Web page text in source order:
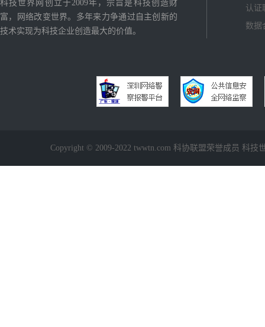
科技世界网创立于2009年，宗旨是科技创造财
富，网络改变世界。多年来力争通过自主创新的
技术实现为科技企业创造最大的价值。
认证
数据
Copyright © 2009-2022 twwtn.com 科协联盟荣誉成员 科